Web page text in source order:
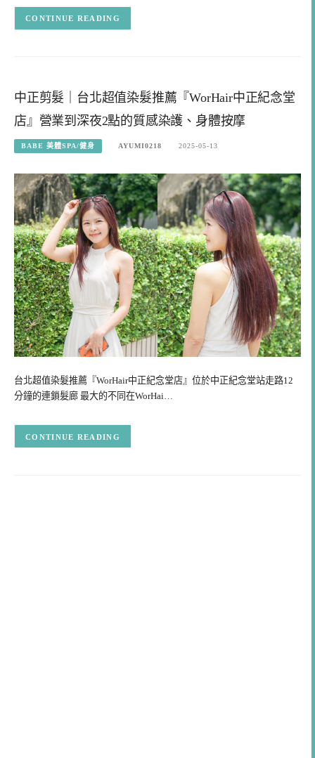
CONTINUE READING
中正剪髮｜台北超值染髮推薦『WorHair中正紀念堂
店』營業到深夜2點的質感染護、身體按摩
BABE 美體SPA/健身 AYUMI0218 2025-05-13
台北超值染髮推薦『WorHair中正紀念堂店』位於中正紀念堂站走路12
分鐘的連鎖髮廊 最大的不同在WorHai…
CONTINUE READING